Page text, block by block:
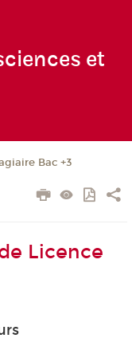
et
Bac +3
Licence